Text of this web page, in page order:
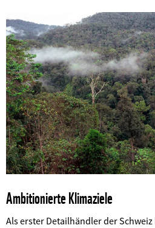
Ambitionierte Klimaziele
Als erster Detailhändler der